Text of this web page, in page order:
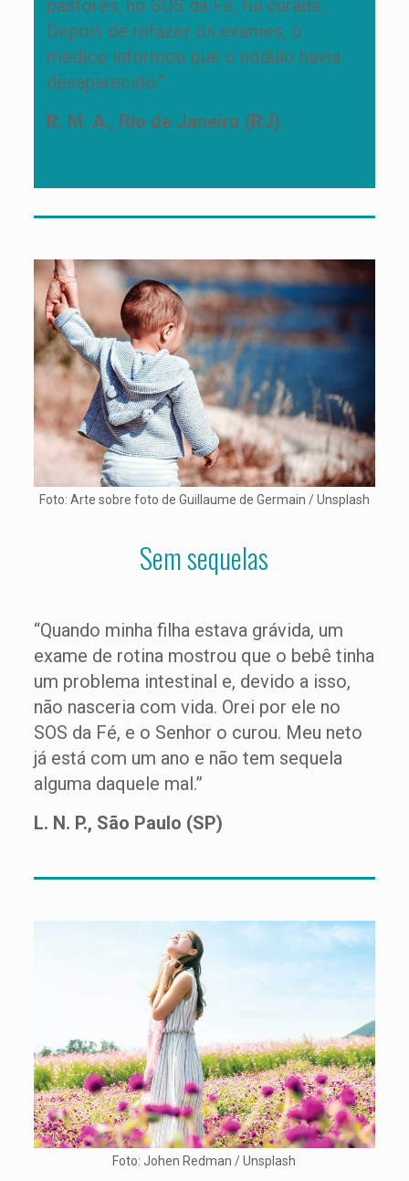
pastores, no SOS da Fé, fui curada.
Depois de refazer os exames, o
médico informou que o nódulo havia
desaparecido.”
R. M. A., Rio de Janeiro (RJ)
Foto: Arte sobre foto de Guillaume de Germain / Unsplash
Sem sequelas
“Quando minha filha estava grávida, um
exame de rotina mostrou que o bebê tinha
um problema intestinal e, devido a isso,
não nasceria com vida. Orei por ele no
SOS da Fé, e o Senhor o curou. Meu neto
já está com um ano e não tem sequela
alguma daquele mal.”
L. N. P., São Paulo (SP)
Foto: Johen Redman / Unsplash